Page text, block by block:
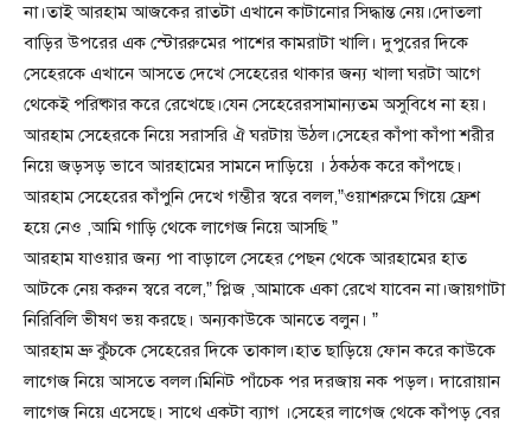
না।তাই আরহাম আজকের রাতটা এখানে কাটানোর সিদ্ধান্ত নেয়।দোতলা
বাড়ির উপরের এক স্টোররুমের পাশের কামরাটা খালি। দুপুরের দিকে
সেহেরকে এখানে আসতে দেখে সেহেরের থাকার জন্য খালা ঘরটা আগে
থেকেই পরিষ্কার করে রেখেছে।যেন সেহেরেরসামান্যতম অসুবিধে না হয়।
আরহাম সেহেরকে নিয়ে সরাসরি ঐ ঘরটায় উঠল।সেহের কাঁপা কাঁপা শরীর
নিয়ে জড়সড় ভাবে আরহামের সামনে দাড়িয়ে । ঠকঠক করে কাঁপছে।
আরহাম সেহেরের কাঁপুনি দেখে গম্ভীর স্বরে বলল,”ওয়াশরুমে গিয়ে ফ্রেশ
হয়ে নেও ,আমি গাড়ি থেকে লাগেজ নিয়ে আসছি ”
আরহাম যাওয়ার জন্য পা বাড়ালে সেহের পেছন থেকে আরহামের হাত
আটকে নেয় করুন স্বরে বলে,” প্লিজ ,আমাকে একা রেখে যাবেন না।জায়গাটা
নিরিবিলি ভীষণ ভয় করছে। অন্যকাউকে আনতে বলুন। ”
আরহাম ভ্রু কুঁচকে সেহেরের দিকে তাকাল।হাত ছাড়িয়ে ফোন করে কাউকে
লাগেজ নিয়ে আসতে বলল।মিনিট পাঁচেক পর দরজায় নক পড়ল। দারোয়ান
লাগেজ নিয়ে এসেছে। সাথে একটা ব্যাগ ।সেহের লাগেজ থেকে কাঁপড় বের